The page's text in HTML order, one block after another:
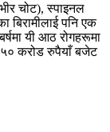
चोट),स्पाइनल
बिरामीलाई पनि एक
यी आठ रोगहरूमा
५० करोड रुपैयाँ बजेट